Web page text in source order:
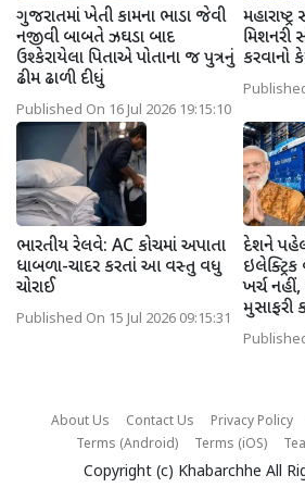
ગુજરાતમાં ખેતી કામના ભાડા જેવી
નજીવી બાબતે ઝઘડા બાદ
ઉશ્કેરાયેલા પિતાએ પોતાના જ પુત્રનું
ઢીમ ઢાળી દીધું
Published On 16 Jul 2026 19:15:10
મિશનરી
ભારતીય રેલવે: AC કોચમાં અપાતા
ધાબળા-ચાદર કરતાં આ વસ્તુ વધુ
ચોરાઈ
Published On 15 Jul 2026 09:15:31
દેશને
ખર્ચ
મુસાફરી
About Us Contact Us Privacy Policy
Terms (Android)
Terms (iOS)
Copyright (c) Khabarchhe All